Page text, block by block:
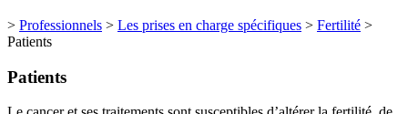
> Professionnels > Les prises en charge spécifiques > Fertilité >
Patients
Patients